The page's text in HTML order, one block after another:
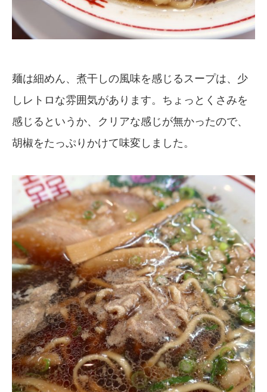
麺は細めん、煮干しの風味を感じるスープは、少
しレトロな雰囲気があります。ちょっとくさみを
感じるというか、クリアな感じが無かったので、
胡椒をたっぷりかけて味変しました。